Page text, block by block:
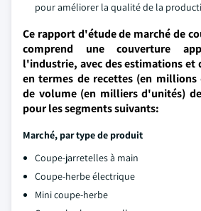
pour améliorer la qualité de la
Ce rapport d'étude de marché de
comprend une couverture
l'industrie, avec des estimations et
en termes de recettes (en
de volume (en milliers d'unités)
pour les segments suivants:
Marché, par type de produit
Coupe-jarretelles à main
Coupe-herbe électrique
Mini coupe-herbe